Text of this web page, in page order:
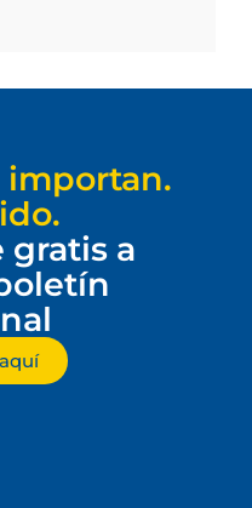
importan.
gratis a